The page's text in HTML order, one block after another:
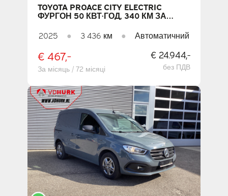
TOYOTA PROACE CITY ELECTRIC
ФУРГОН 50 КВТ·ГОД, 340 КМ ЗА
ЗАРЯДКА / ОБІГРІВ САЛОНУ /
ПІДІГРІВ СИДІНЬ / ПІДІГРІВ КЕРМА /
CARPLAY / КАМЕРА / СИСТЕМА
КОНТРОЛЮ ВІДСТАНІ (PDC) / КРУЇЗ-
КОНТРОЛЬ / КОНДИЦІОНЕР
2025 ● 3 436 км ● Автоматичний
€ 467,-
За місяць / 72 місяці
€ 24.944,-
без ПДВ